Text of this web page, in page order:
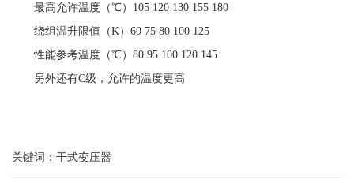
最高允许温度（℃）105 120 130 155 180
绕组温升限值（K）60 75 80 100 125
性能参考温度（℃）80 95 100 120 145
另外还有C级，允许的温度更高
关键词：干式变压器